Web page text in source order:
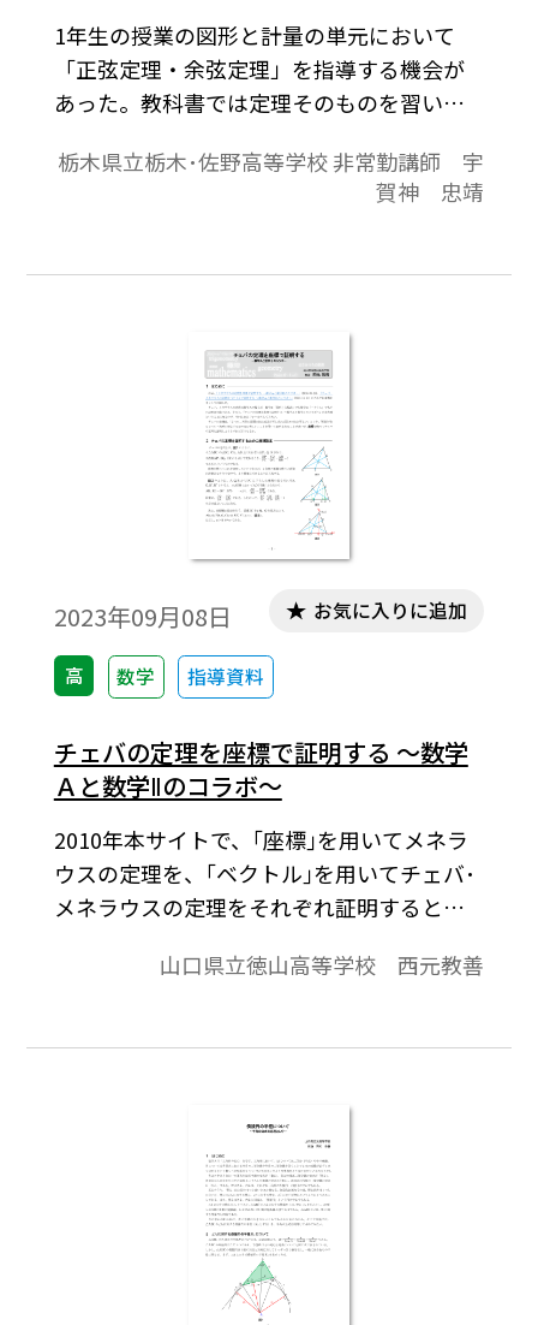
1年生の授業の図形と計量の単元において
「正弦定理・余弦定理」を指導する機会が
あった。教科書では定理そのものを習いた
を繰り返し行った。正弦定理と余弦定理の
使い分けについての指導程度でこの単元の
理」「余弦定理」のみの問題だけでなく、
を活用できる総合的な図形の問題の作問に
栃木県立栃木･佐野高等学校 非常勤講師 宇
賀神 忠靖
2023年09月08日
高 数学 指導資料
お気に入りに追加
チェバの定理を座標で証明する ～数学
Ａと数学Ⅱのコラボ～
2010年本サイトで、｢座標｣を用いてメネラ
ウスの定理を、｢ベクトル｣を用いてチェバ･
メネラウスの定理をそれぞれ証明するとい
に引き続き、本稿では｢座標｣を用いてチェ
山口県立徳山高等学校 西元教善